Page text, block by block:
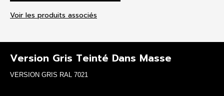
Voir les produits associés
Version Gris Teinté Dans Masse
VERSION GRIS RAL 7021